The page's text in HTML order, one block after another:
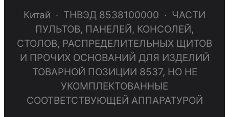
Китай · ТНВЭД 8538100000 · ЧАСТИ
ПУЛЬТОВ, ПАНЕЛЕЙ, КОНСОЛЕЙ,
СТОЛОВ, РАСПРЕДЕЛИТЕЛЬНЫХ ЩИТОВ
И ПРОЧИХ ОСНОВАНИЙ ДЛЯ ИЗДЕЛИЙ
ТОВАРНОЙ ПОЗИЦИИ 8537, НО НЕ
УКОМПЛЕКТОВАННЫЕ
СООТВЕТСТВУЮЩЕЙ АППАРАТУРОЙ